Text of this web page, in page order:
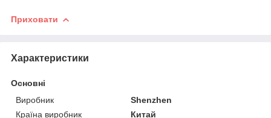
Приховати
Характеристики
Основні
Виробник
Shenzhen
Країна виробник
Китай